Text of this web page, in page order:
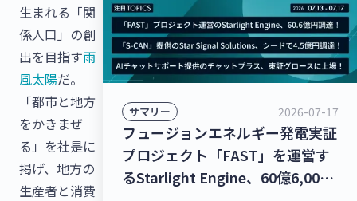
生まれる「関
係人口」の創
出を目指す雨
風太陽だ。
「都市と地方
をかきまぜ
る」を社是に
掲げ、地方の
生産者と消費
サマリー 2026-07-17
フュージョンエネルギー発電実証
プロジェクト「FAST」を運営す
るStarlight Engine、60億6,000